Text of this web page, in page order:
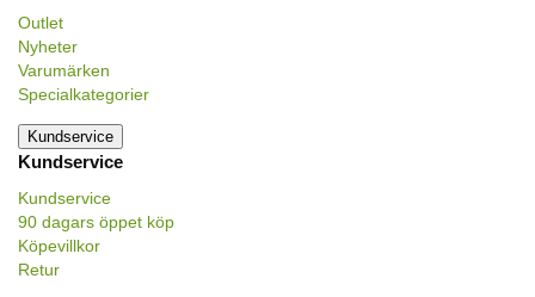
Outlet
Nyheter
Varumärken
Specialkategorier
Kundservice
Kundservice
Kundservice
90 dagars öppet köp
Köpevillkor
Retur